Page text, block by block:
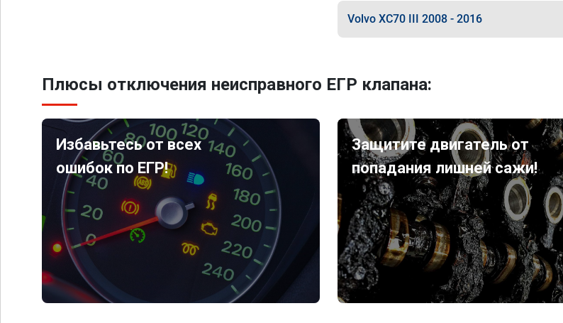
Volvo XC70 III 2008 - 2016
Плюсы отключения неисправного ЕГР клапана:
Избавьтесь от всех
ошибок по ЕГР!
Защитите двигатель от
попадания лишней сажи!